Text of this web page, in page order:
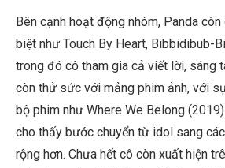
Bên cạnh hoạt động nhóm, Panda
biệt như Touch By Heart, Bibbidibub-
trong đó cô tham gia cả viết lời, sáng
còn thử sức với mảng phim ảnh, với
bộ phim như Where We Belong
cho thấy bước chuyển từ idol sang
rộng hơn. Chưa hết cô còn xuất hiện